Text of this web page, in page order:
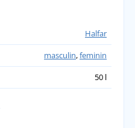
Halfar
masculin,feminin
50 l